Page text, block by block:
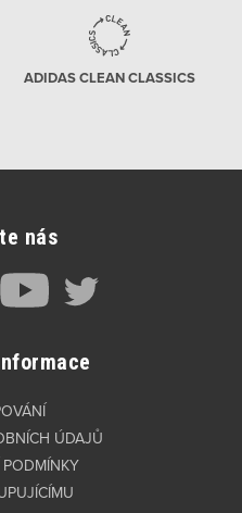
ADIDAS CLEAN CLASSICS
nás
ÚDAJŮ